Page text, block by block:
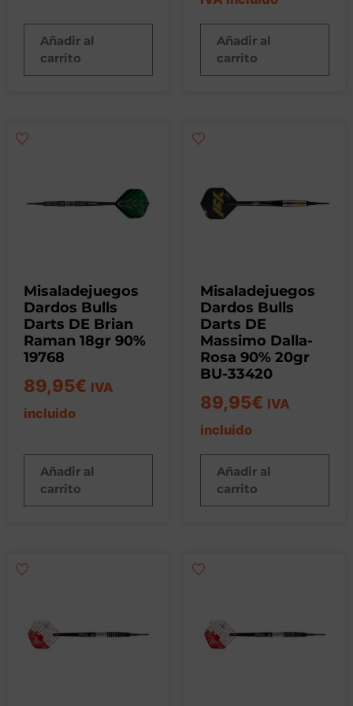
Añadir al
carrito
Añadir al
carrito
Misaladejuegos
Dardos Bulls
Darts DE Brian
Raman 18gr 90%
19768
89,95€ IVA
incluido
Añadir al
carrito
Misaladejuegos
Dardos Bulls
Darts DE
Massimo Dalla-
Rosa 90% 20gr
BU-33420
89,95€ IVA
incluido
Añadir al
carrito